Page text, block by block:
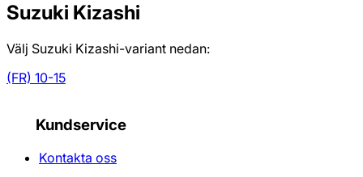
Suzuki Kizashi
Välj Suzuki Kizashi-variant nedan:
(FR) 10-15
Kundservice
Kontakta oss